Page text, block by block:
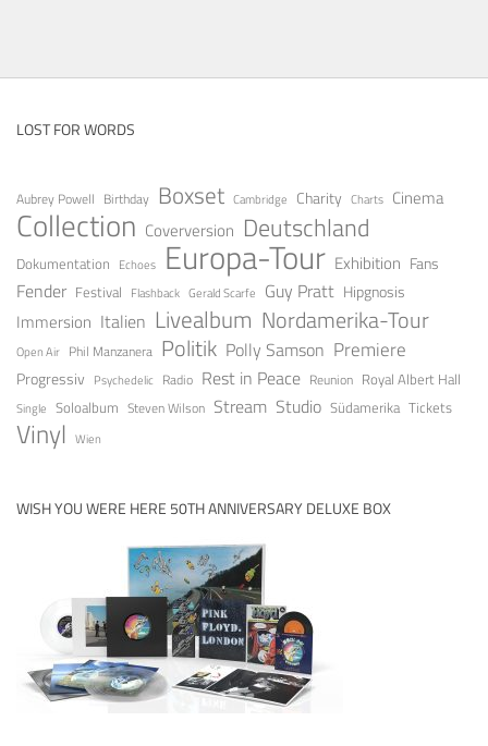
LOST FOR WORDS
Aubrey Powell Birthday Boxset Cambridge Charity Charts Cinema
Collection Coverversion Deutschland
Dokumentation Echoes Europa-Tour Exhibition Fans
Fender Festival Flashback Gerald Scarfe Guy Pratt Hipgnosis
Immersion Italien Livealbum Nordamerika-Tour
Open Air Phil Manzanera Politik Polly Samson Premiere
Progressiv Psychedelic Radio Rest in Peace Reunion Royal Albert Hall
Single Soloalbum Steven Wilson Stream Studio Südamerika Tickets
Vinyl Wien
WISH YOU WERE HERE 50TH ANNIVERSARY DELUXE BOX